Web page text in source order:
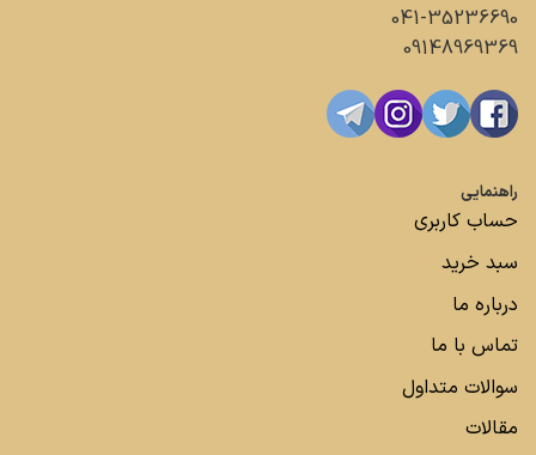
041-35236690
09148969369
راهنمایی
حساب کاربری
سبد خرید
درباره ما
تماس با ما
سوالات متداول
مقالات